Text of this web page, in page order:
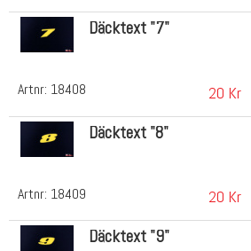
Artnr: 18408
Däcktext "7"
20 Kr
Artnr: 18409
Däcktext "8"
20 Kr
Däcktext "9"